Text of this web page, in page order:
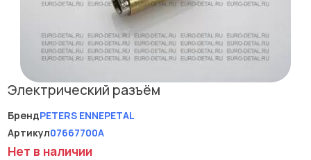
Электрический разъём
БрендPETERS ENNEPETAL
Артикул07667700A
Нет в наличии